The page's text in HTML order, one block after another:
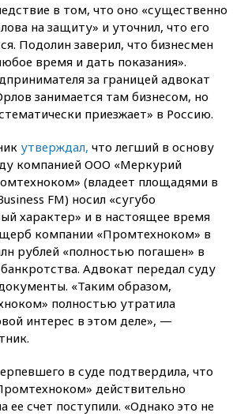
в том, что оно «существенно
на защиту» и уточнил, что его
Подолин заверил, что бизнесмен
время и дать показания».
за границей адвокат
занимается там бизнесом, но
приезжает» в Россию.
утверждал, что легший в основу
компанией ООО «Меркурий
(владеет площадями в
FM) носил «сугубо
характер» и в настоящее время
компании «Промтехноком» в
рублей «полностью погашен» в
Адвокат передал суду
«Таким образом,
полностью утратила
интерес в этом деле», —
в суде подтвердила, что
действительно
ее счет поступили. «Однако это не